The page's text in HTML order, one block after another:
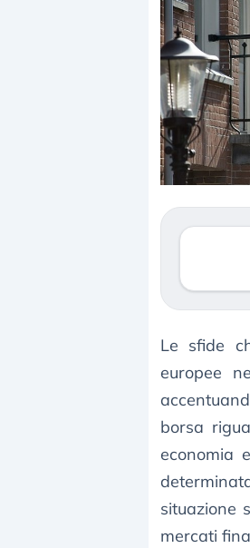
Le sfide
europee
borsa
economia
situazione
mercati